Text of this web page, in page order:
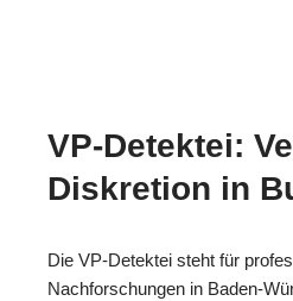
VP-Detektei:
Diskretion in
Die VP-Detektei steht für
Nachforschungen in Baden-